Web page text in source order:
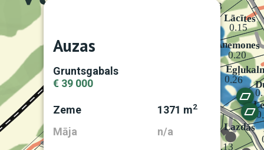
Auzas
Gruntsgabals
€ 39 000
Zeme 1371 m2
Māja n/a